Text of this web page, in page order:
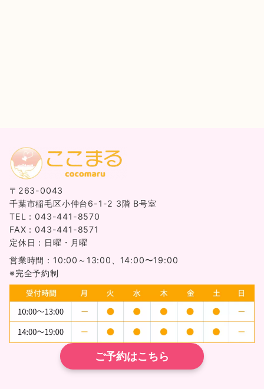
〒263-0043
千葉市稲毛区小仲台6-1-2 3階 B号室
TEL：043-441-8570
FAX：043-441-8571
定休日：日曜・月曜
営業時間：10:00～13:00、14:00〜19:00
※完全予約制
ご予約はこちら